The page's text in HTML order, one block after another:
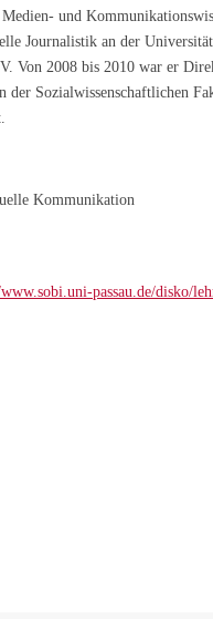
und
Journalistik an der
Von 2008 bis 2010 war er
der Sozialwissenschaftlichen
Kommunikation
passau.de/disko/